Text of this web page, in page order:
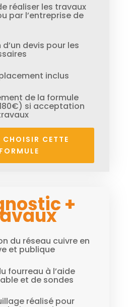
réaliser les travaux
par l’entreprise de
devis pour les
inclus
de la formule
si acceptation
CETTE
FORMULE
+
du réseau cuivre en
et publique
fourreau à l’aide
et de sondes
réalisé pour